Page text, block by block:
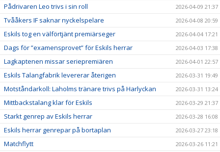
Pådrivaren Leo trivs i sin roll 2026-04-09 21:37
Tvååkers IF saknar nyckelspelare 2026-04-08 20:59
Eskils tog en välförtjänt premiärseger 2026-04-04 17:21
Dags för ”examensprovet” för Eskils herrar 2026-04-03 17:38
Lagkaptenen missar seriepremiären 2026-04-01 22:57
Eskils Talangfabrik levererar återigen 2026-03-31 19:49
Motståndarkoll: Laholms tränare trivs på Harlyckan 2026-03-31 13:24
Mittbackstalang klar för Eskils 2026-03-29 21:37
Starkt genrep av Eskils herrar 2026-03-28 16:08
Eskils herrar genrepar på bortaplan 2026-03-27 23:18
Matchflytt 2026-03-26 11:21